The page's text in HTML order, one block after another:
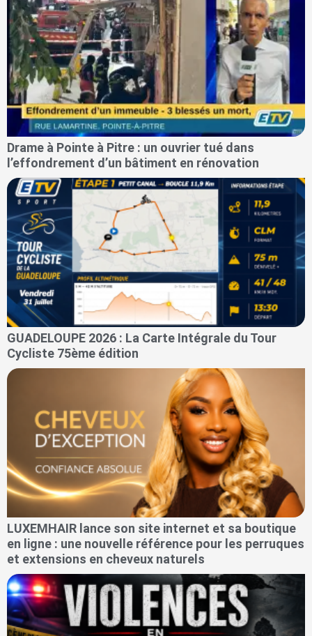
Drame à Pointe à Pitre : un ouvrier tué dans
l’effondrement d’un bâtiment en rénovation
GUADELOUPE 2026 : La Carte Intégrale du Tour
Cycliste 75ème édition
LUXEMHAIR lance son site internet et sa boutique
en ligne : une nouvelle référence pour les perruques
et extensions en cheveux naturels